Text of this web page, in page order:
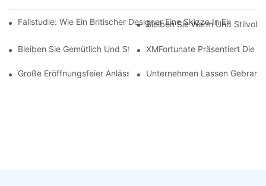
Fallstudie: Wie Ein Britischer Designer Eine Skizze In Einen
Bleiben Sie Warm Und Stilvoll
Bleiben Sie Gemütlich Und Stilvoll Mit Personalisierten Beanie-
XMFortunate Präsentiert Die
Große Eröffnungsfeier Anlässlich Des Chinesischen
Unternehmen Lassen